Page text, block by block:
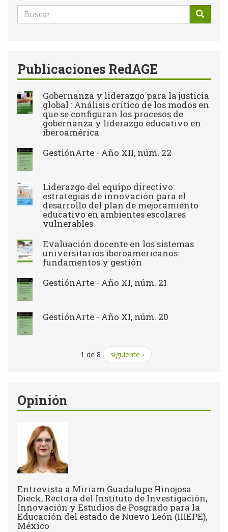
Formulario
de
Publicaciones RedAGE
Gobernanza y liderazgo para la justicia
global : Análisis crítico de los modos en
que se configuran los procesos de
gobernanza y liderazgo educativo en
iberoamérica
GestiónArte - Año XII, núm. 22
Liderazgo del equipo directivo:
estrategias de innovación para el
desarrollo del plan de mejoramiento
educativo en ambientes escolares
vulnerables
Evaluación docente en los sistemas
universitarios iberoamericanos:
fundamentos y gestión
GestiónArte - Año XI, núm. 21
GestiónArte - Año XI, núm. 20
1 de 8 siguiente ›
Opinión
Entrevista a Miriam Guadalupe Hinojosa
Dieck, Rectora del Instituto de Investigación,
Innovación y Estudios de Posgrado para la
Educación del estado de Nuevo León (IIIEPE),
México